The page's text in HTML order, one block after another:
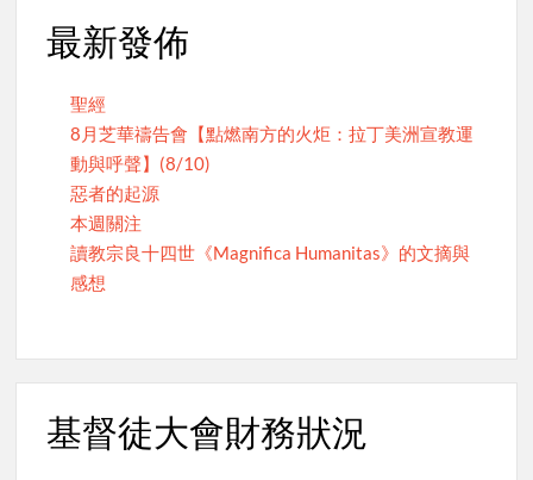
最新發佈
聖經
8月芝華禱告會【點燃南方的火炬：拉丁美洲宣教運
動與呼聲】(8/10)
惡者的起源
本週關注
讀教宗良十四世《Magnifica Humanitas》的文摘與
感想
基督徒大會財務狀況